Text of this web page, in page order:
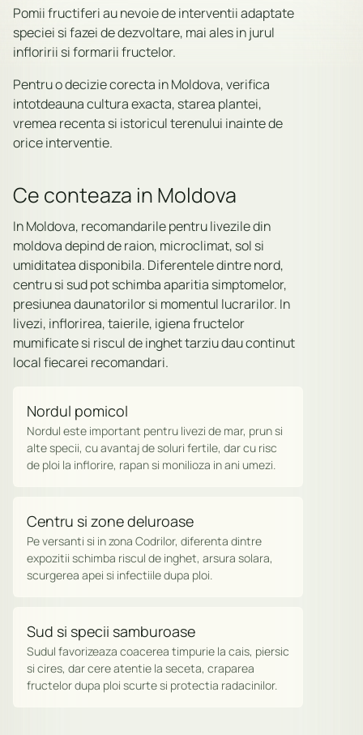
Pomii fructiferi au nevoie de interventii adaptate
speciei si fazei de dezvoltare, mai ales in jurul
infloririi si formarii fructelor.
Pentru o decizie corecta in Moldova, verifica
intotdeauna cultura exacta, starea plantei,
vremea recenta si istoricul terenului inainte de
orice interventie.
Ce conteaza in Moldova
In Moldova, recomandarile pentru livezile din
moldova depind de raion, microclimat, sol si
umiditatea disponibila. Diferentele dintre nord,
centru si sud pot schimba aparitia simptomelor,
presiunea daunatorilor si momentul lucrarilor. In
livezi, inflorirea, taierile, igiena fructelor
mumificate si riscul de inghet tarziu dau continut
local fiecarei recomandari.
Nordul pomicol
Nordul este important pentru livezi de mar, prun si
alte specii, cu avantaj de soluri fertile, dar cu risc
de ploi la inflorire, rapan si monilioza in ani umezi.
Centru si zone deluroase
Pe versanti si in zona Codrilor, diferenta dintre
expozitii schimba riscul de inghet, arsura solara,
scurgerea apei si infectiile dupa ploi.
Sud si specii samburoase
Sudul favorizeaza coacerea timpurie la cais, piersic
si cires, dar cere atentie la seceta, craparea
fructelor dupa ploi scurte si protectia radacinilor.